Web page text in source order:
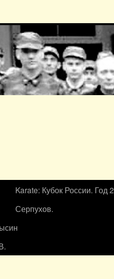
Karate: Кубок России. Год
Серпухов.